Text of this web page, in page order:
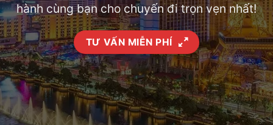
hành cùng bạn cho chuyến đi trọn vẹn nhất!
TƯ VẤN MIỄN PHÍ